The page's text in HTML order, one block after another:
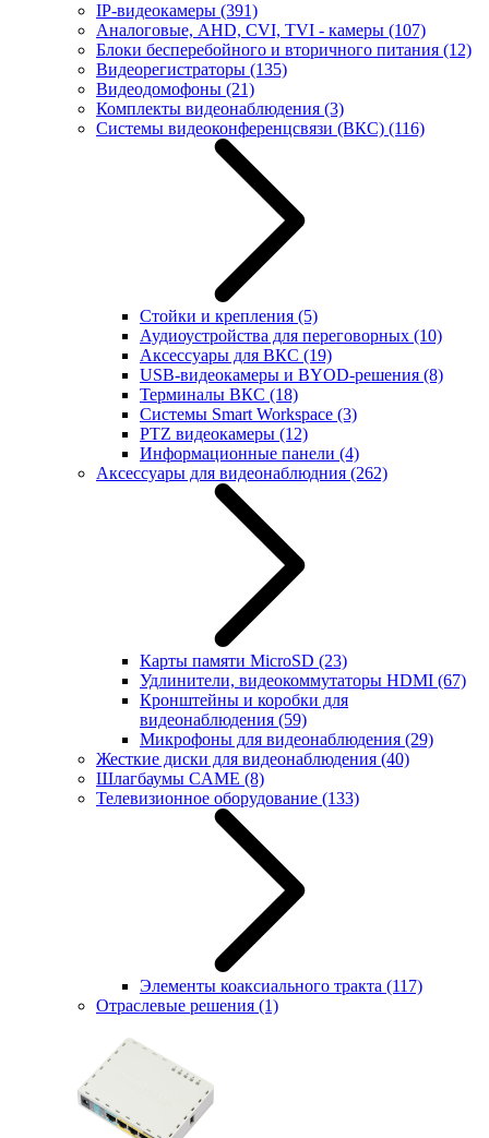
IP-видеокамеры (391)
Аналоговые, AHD, CVI, TVI - камеры (107)
Блоки бесперебойного и вторичного питания (12)
Видеорегистраторы (135)
Видеодомофоны (21)
Комплекты видеонаблюдения (3)
Системы видеоконференцсвязи (ВКС) (116)
Стойки и крепления (5)
Аудиоустройства для переговорных (10)
Аксессуары для ВКС (19)
USB-видеокамеры и BYOD-решения (8)
Терминалы ВКС (18)
Системы Smart Workspace (3)
PTZ видеокамеры (12)
Информационные панели (4)
Аксессуары для видеонаблюдния (262)
Карты памяти MicroSD (23)
Удлинители, видеокоммутаторы HDMI (67)
Кронштейны и коробки для
видеонаблюдения (59)
Микрофоны для видеонаблюдения (29)
Жесткие диски для видеонаблюдения (40)
Шлагбаумы CAME (8)
Телевизионное оборудование (133)
Элементы коаксиального тракта (117)
Отраслевые решения (1)